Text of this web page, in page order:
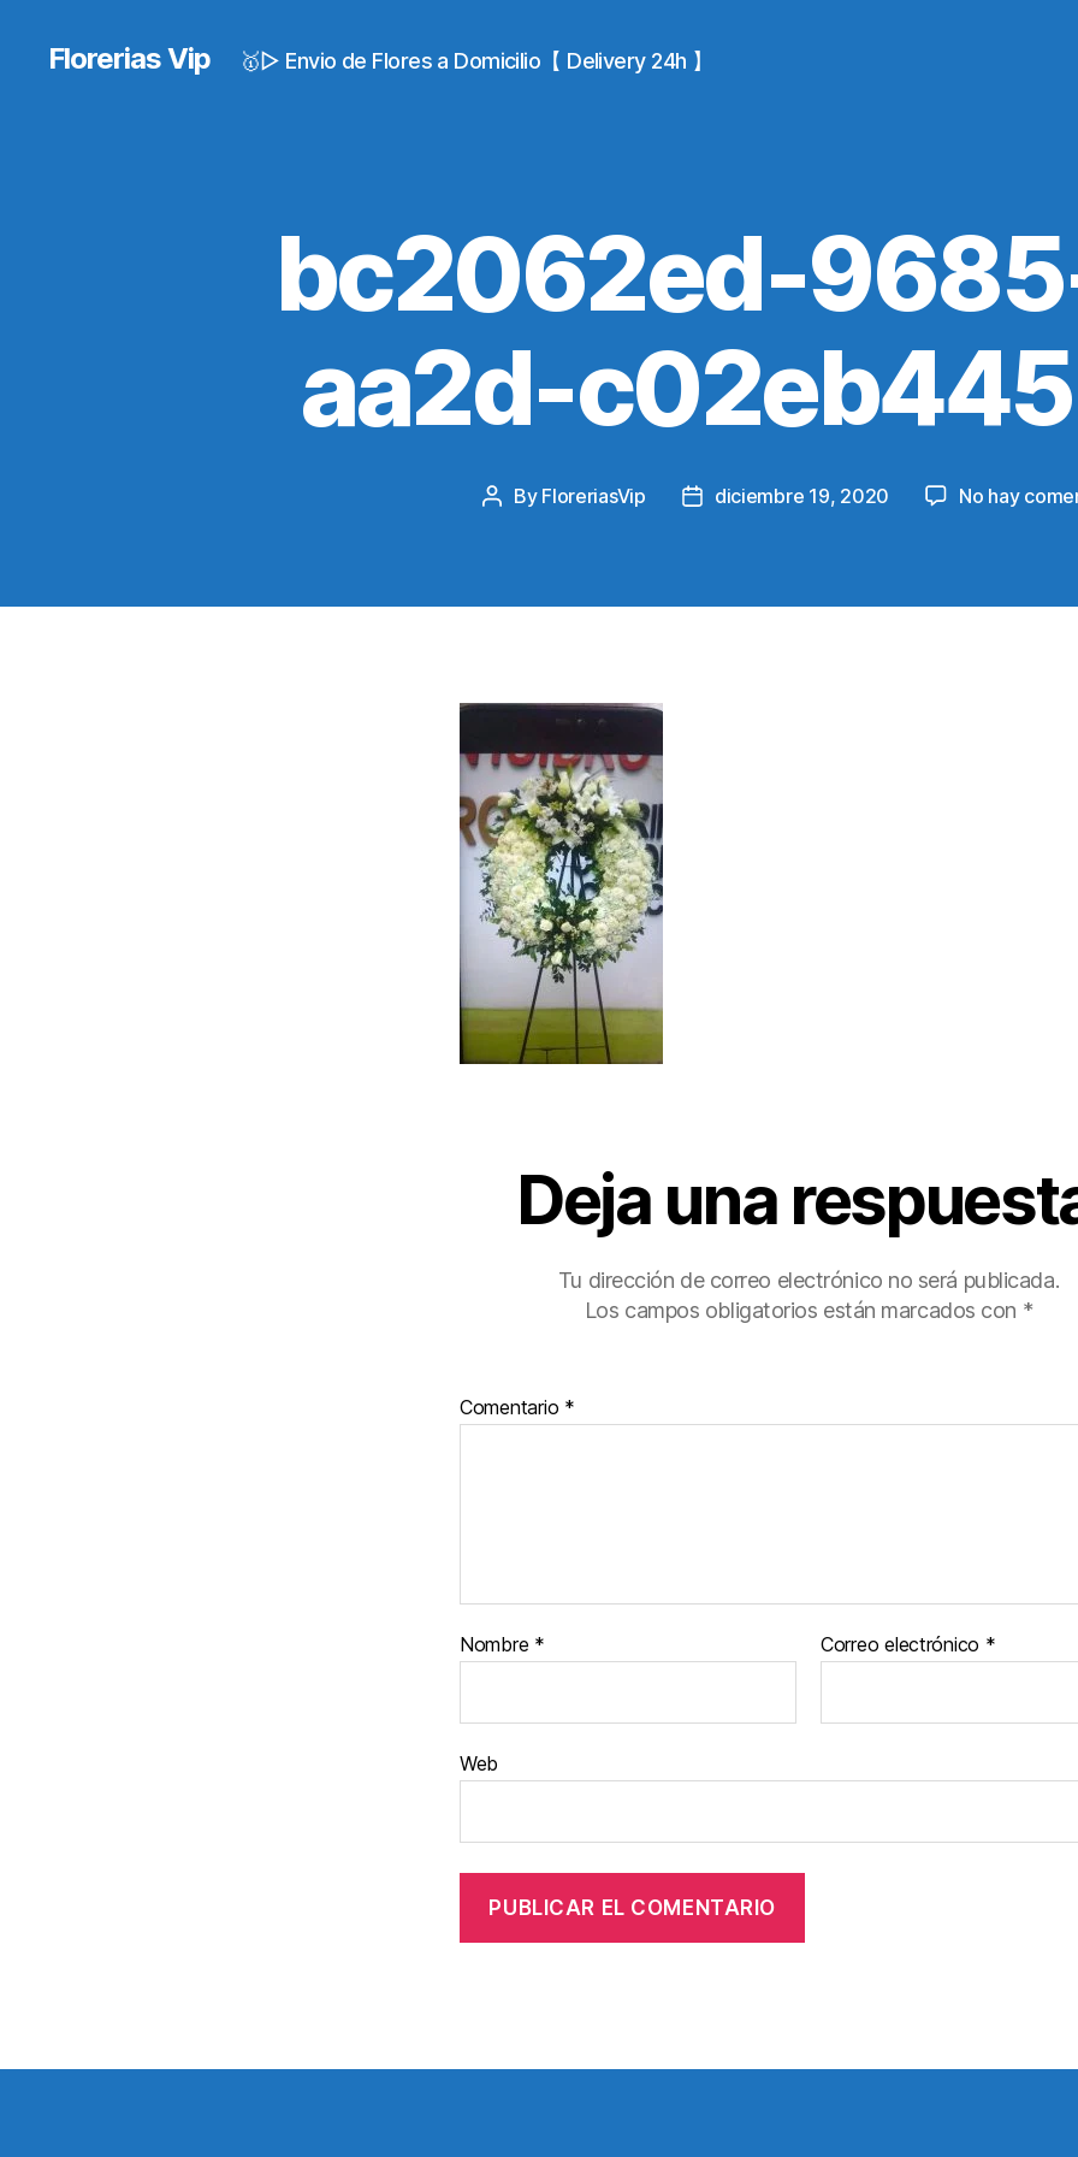
Florerias Vip 🥇▷ Envio de Flores a Domicilio【 Delivery 24h 】
bc2062ed-
aa2d-
Post
By FloreriasVip
Postdiciembre 19, 2020 No hay
Deja una
Tu dirección de correo electrónico no será publicada.
Los campos obligatorios están marcados con *
Comentario *
Nombre * Correo electrónico *
Web